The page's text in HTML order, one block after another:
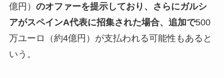
億円） のオファーを提示しており、さらにガルシ
アがスペインA代表に招集された場合、追加で500
万ユーロ（約4億円）が支払われる可能性もあると
いう。